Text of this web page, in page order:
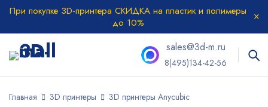
При покупке 3D-принтера СКИДКА на пластик и полимеры
до 10%
sales@3d-m.ru
8(495)134-42-56
Главная 3D принтеры 3D принтеры Anycubic